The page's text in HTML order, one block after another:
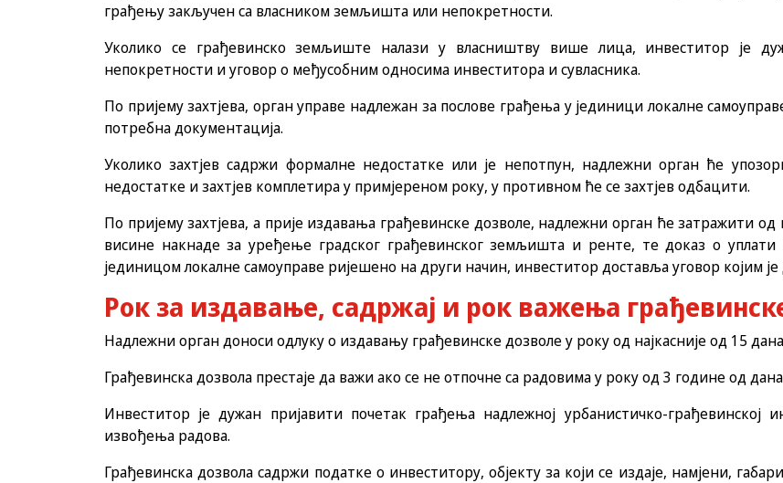
грађењу закључен са власником земљишта или непокретности.
Уколико се грађевинско земљиште налази у власништву више лица, инвеститор је
непокретности и уговор о међусобним односима инвеститора и сувласника.
По пријему захтјева, орган управе надлежан за послове грађења у јединици локалне
потребна документација.
Уколико захтјев садржи формалне недостатке или је непотпун, надлежни орган ће
недостатке и захтјев комплетира у примјереном року, у противном ће се захтјев одбацити.
По пријему захтјева, а прије издавања грађевинске дозволе, надлежни орган ће затражити
висине накнаде за уређење градског грађевинског земљишта и ренте, те доказ о
јединицом локалне самоуправе ријешено на други начин, инвеститор доставља уговор којим
Рок за издавање, садржај и рок важења
Надлежни орган доноси одлуку о издавању грађевинске дозволе у року од најкасније од 15
Грађевинска дозвола престаје да важи ако се не отпочне са радовима у року од 3 године од
Инвеститор је дужан пријавити почетак грађења надлежној урбанистичко-грађевинској
извођења радова.
Грађевинска дозвола садржи податке о инвеститору, објекту за који се издаје, намјени,